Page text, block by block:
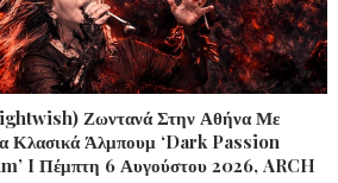
Ζωντανά Στην Αθήνα Με
Κλασικά Άλμπουμ ‘Dark Passion
I Πέμπτη 6 Αυγούστου 2026, ARCH